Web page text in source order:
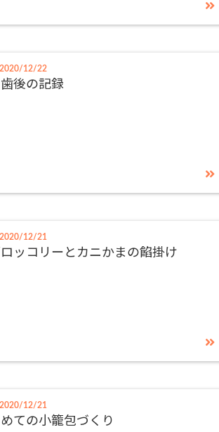
12/22
後の記録
12/21
ッコリーとカニかまの餡掛け
12/21
ての小籠包づくり